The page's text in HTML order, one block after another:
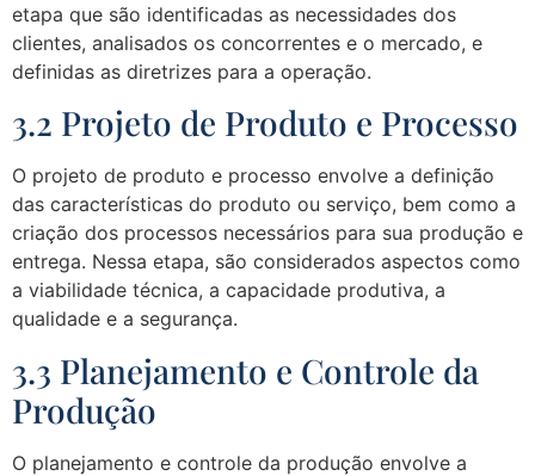
etapa que são identificadas as necessidades dos
clientes, analisados os concorrentes e o mercado, e
definidas as diretrizes para a operação.
3.2 Projeto de Produto e Processo
O projeto de produto e processo envolve a definição
das características do produto ou serviço, bem como a
criação dos processos necessários para sua produção e
entrega. Nessa etapa, são considerados aspectos como
a viabilidade técnica, a capacidade produtiva, a
qualidade e a segurança.
3.3 Planejamento e Controle da
Produção
O planejamento e controle da produção envolve a